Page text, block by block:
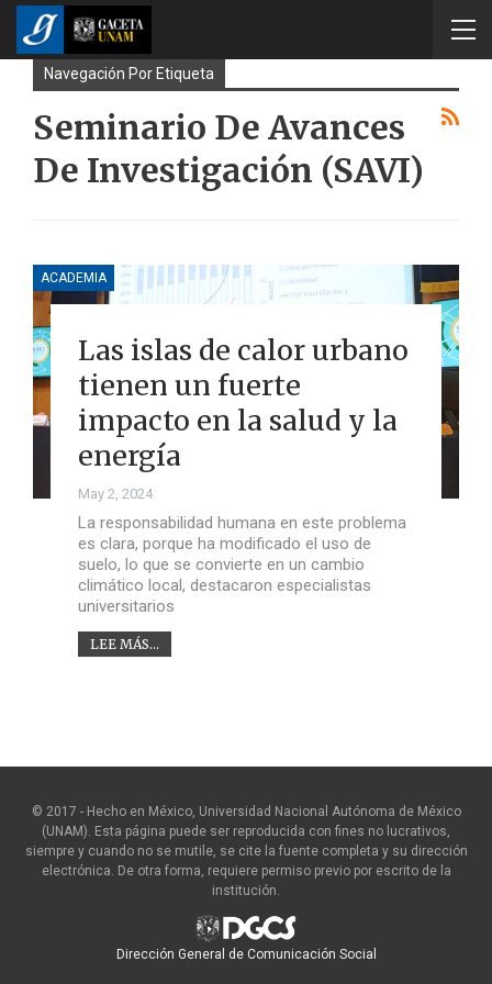
Navegación Por Etiqueta
Seminario De Avances
De Investigación (SAVI)
ACADEMIA
Las islas de calor urbano
tienen un fuerte
impacto en la salud y la
energía
May 2, 2024
La responsabilidad humana en este problema
es clara, porque ha modificado el uso de
suelo, lo que se convierte en un cambio
climático local, destacaron especialistas
universitarios
LEE MÁS...
© 2017 - Hecho en México, Universidad Nacional Autónoma de México
(UNAM). Esta página puede ser reproducida con fines no lucrativos,
siempre y cuando no se mutile, se cite la fuente completa y su dirección
electrónica. De otra forma, requiere permiso previo por escrito de la
institución.
Dirección General de Comunicación Social